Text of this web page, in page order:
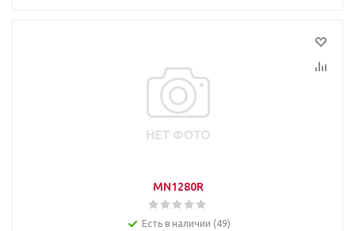
MN1280R
Есть в наличии (49)